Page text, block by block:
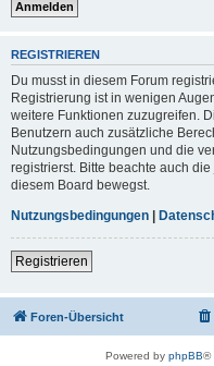
REGISTRIEREN
Du musst in diesem Forum
Registrierung ist in wenigen
weitere Funktionen zuzugreifen.
Benutzern auch zusätzliche
Nutzungsbedingungen und die
registrierst. Bitte beachte auch
diesem Board bewegst.
Nutzungsbedingungen |
Registrieren
Foren-Übersicht
Powered by phpBB®